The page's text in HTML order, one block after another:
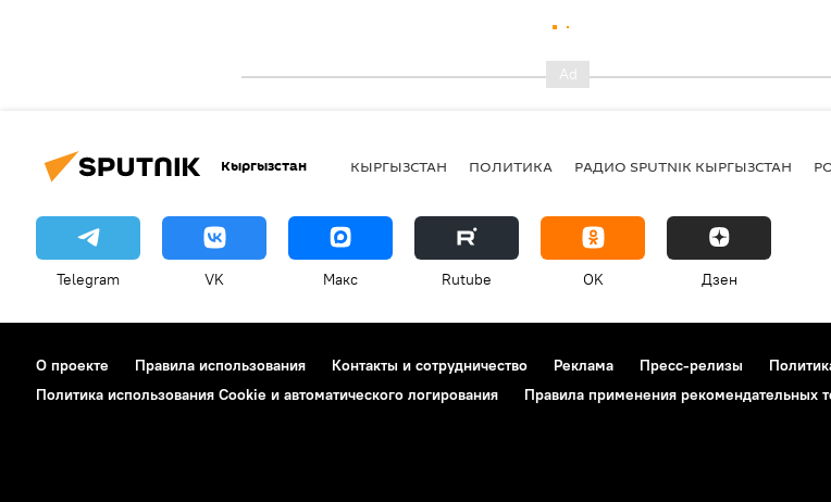
Кыргызстан КЫРГЫЗСТАН ПОЛИТИКА РАДИО SPUTNIK КЫРГЫЗСТАН
Telegram VK Макс Rutube OK Дзен
О проекте Правила использования Контакты и сотрудничество Реклама Пресс-релизы
Политика использования Cookie и автоматического логирования
Правила применения рекомендательных